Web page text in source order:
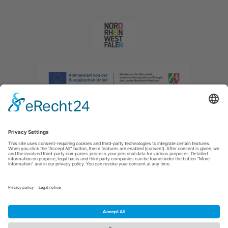
Afdruk |Privacybeleid|Verklaring van toegankelijkheid
E: info@sauerland.com